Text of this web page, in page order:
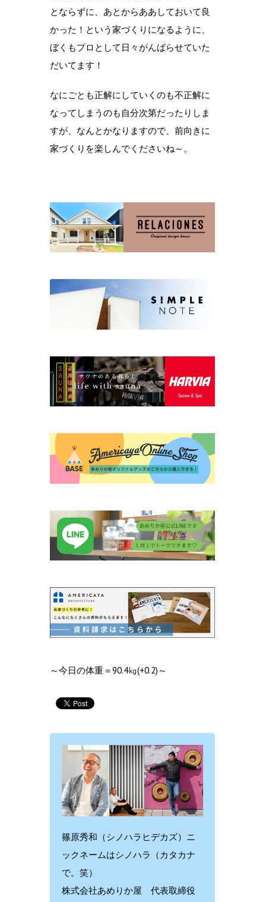
とならずに、あとからああしておいて良
かった！という家づくりになるように、
ぼくもプロとして日々がんばらせていた
だいてます！
なにごとも正解にしていくのも不正解に
なってしまうのも自分次第だったりしま
すが、なんとかなりますので、前向きに
家づくりを楽しんでくださいね～。
～今日の体重＝90.4㎏(+0.2)～
篠原秀和（シノハラヒデカズ）ニ
ックネームはシノハラ（カタカナ
で。笑）
株式会社あめりか屋 代表取締役